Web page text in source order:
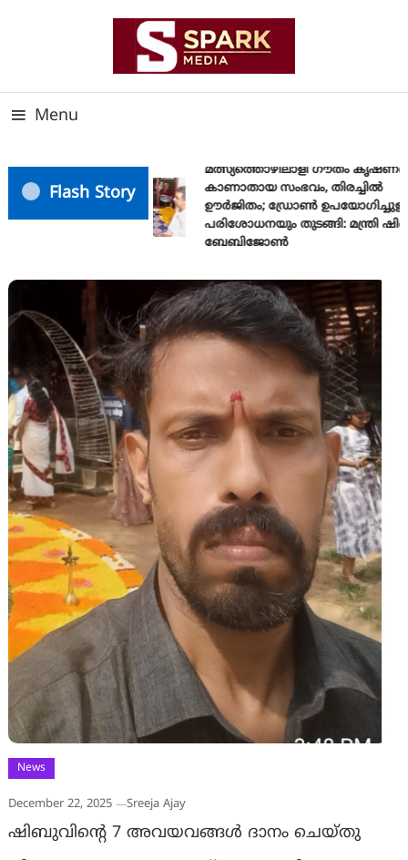
Menu
Flash Story
മത്സ്യത്തൊഴിലാളി ഗൗതം
കാണാതായ സംഭവം, തിരച്ചിൽ
ഊർജിതം; ഡ്രോണ്‍ ഉപയോഗിച്ചുള്ള
പരിശോധനയും തുടങ്ങി: മന്ത്രി
ബേബിജോണ്‍
News
December 22, 2025 Sreeja Ajay
ഷിബുവിന്റെ 7 അവയവങ്ങള്‍ ദാനം ചെയ്തു